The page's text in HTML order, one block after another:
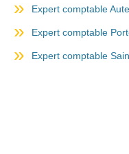
Expert comptable
Expert comptable
Expert comptable